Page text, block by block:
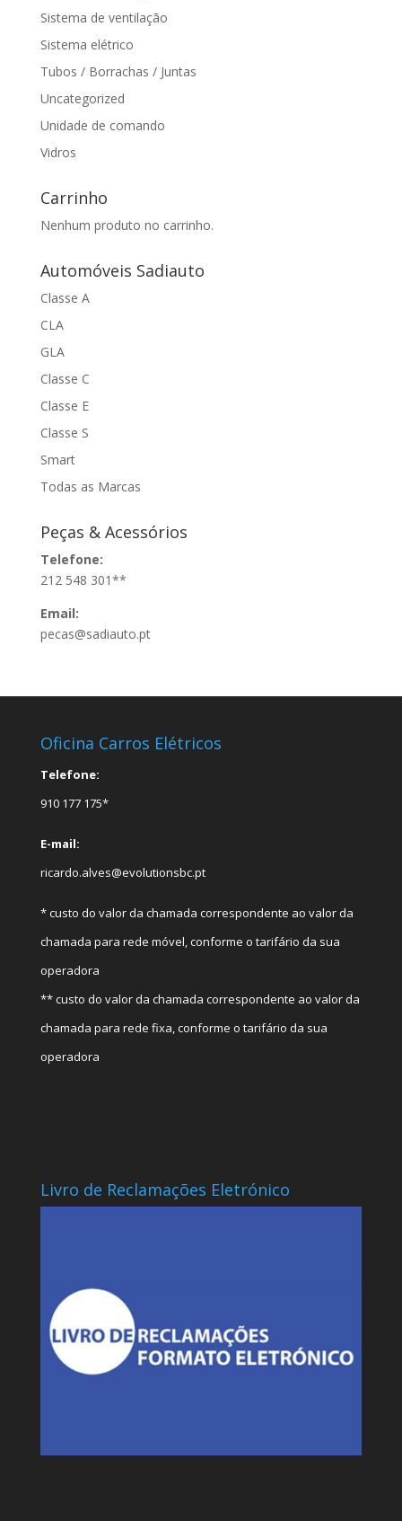
Sistema de ventilação
Sistema elétrico
Tubos / Borrachas / Juntas
Uncategorized
Unidade de comando
Vidros
Carrinho
Nenhum produto no carrinho.
Automóveis Sadiauto
Classe A
CLA
GLA
Classe C
Classe E
Classe S
Smart
Todas as Marcas
Peças & Acessórios
Telefone:
212 548 301**
Email:
pecas@sadiauto.pt
Oficina Carros Elétricos
Telefone:
910 177 175*
E-mail:
ricardo.alves@evolutionsbc.pt
* custo do valor da chamada correspondente ao valor da
chamada para rede móvel, conforme o tarifário da sua
operadora
** custo do valor da chamada correspondente ao valor da
chamada para rede fixa, conforme o tarifário da sua
operadora
Livro de Reclamações Eletrónico